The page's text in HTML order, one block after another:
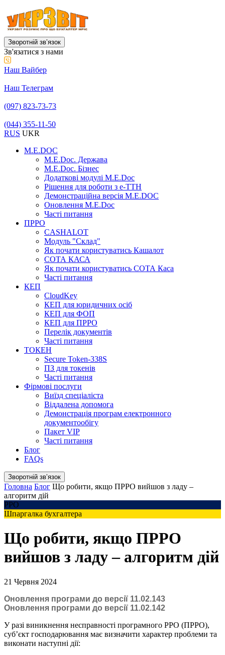
Зворотній звʼязок
Зв'язатися з нами
Наш Вайбер
Наш Телеграм
(097) 823-73-73
(044) 355-11-50
RUS UKR
M.E.DOC
M.E.Doc. Держава
M.E.Doc. Бізнес
Додаткові модулі M.E.Doc
Рішення для роботи з е-ТТН
Демонстраційна версія M.E.DOC
Оновлення M.E.Doc
Часті питання
ПРРО
CASHALOT
Модуль "Склад"
Як почати користуватись Кашалот
СОТА КАСА
Як почати користуватись СОТА Каса
Часті питання
КЕП
CloudKey
КЕП для юридичних осіб
КЕП для ФОП
КЕП для ПРРО
Перелік документів
Часті питання
ТОКЕН
Secure Token-338S
ПЗ для токенів
Часті питання
Фірмові послуги
Виїзд спеціаліста
Віддалена допомога
Демонстрація програм електронного
документообігу
Пакет VIP
Часті питання
Блог
FAQs
Зворотній звʼязок
Головна Блог Що робити, якщо ПРРО вийшов з ладу –
алгоритм дій
РРО
Шпаргалка бухгалтера
Що робити, якщо ПРРО
вийшов з ладу – алгоритм дій
21 Червня 2024
Оновлення програми до версії 11.02.143
Оновлення програми до версії 11.02.142
У разі виникнення несправності програмного РРО (ПРРО),
суб’єкт господарювання має визначити характер проблеми та
виконати наступні дії: